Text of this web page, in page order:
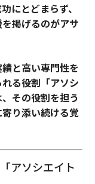
にとどまらず、
掲げるのがアサ
と高い専門性を
る役割「アソシ
その役割を担う
り添い続ける覚
アソシエイト